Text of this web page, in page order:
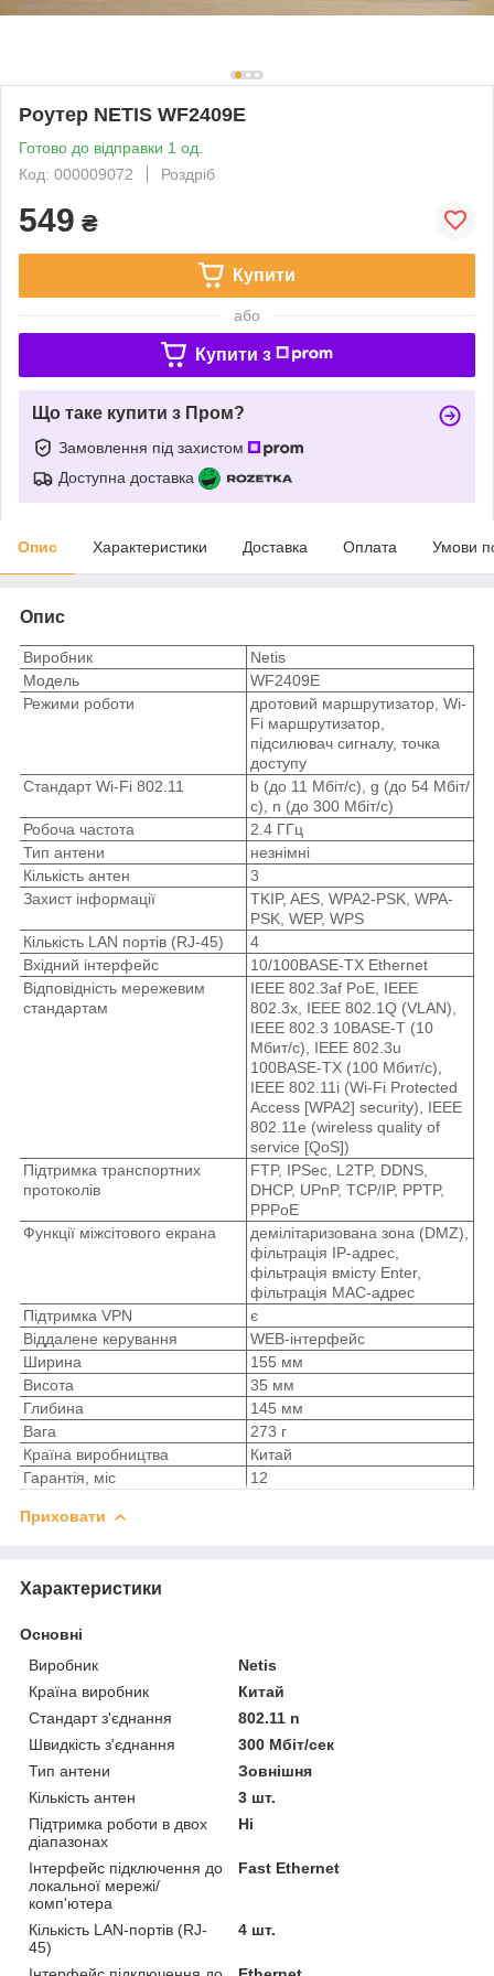
Роутер NETIS WF2409Е
Готово до відправки 1 од.
Код: 000009072
Роздріб
549 ₴
Купити
або
Купити з
Що таке купити з Пром?
Замовлення під захистом
Доступна доставка
Опис Характеристики Доставка Оплата Умови
Опис
Виробник
Netis
Модель
WF2409Е
Режими роботи
дротовий маршрутизатор, Wi-
Fi маршрутизатор,
підсилювач сигналу, точка
доступу
Стандарт Wi-Fi 802.11
b (до 11 Мбіт/с), g (до 54 Мбіт/
с), n (до 300 Мбіт/с)
Робоча частота
2.4 ГГц
Тип антени
незнімні
Кількість антен
3
Захист інформації
TKIP, AES, WPA2-PSK, WPA-
PSK, WEP, WPS
Кількість LAN портів (RJ-45)
4
Вхідний інтерфейс
10/100BASE-TX Ethernet
Відповідність мережевим
стандартам
IEEE 802.3af PoE, IEEE
802.3x, IEEE 802.1Q (VLAN),
IEEE 802.3 10BASE-T (10
Мбит/с), IEEE 802.3u
100BASE-TX (100 Мбит/с),
IEEE 802.11i (Wi-Fi Protected
Access [WPA2] security), IEEE
802.11e (wireless quality of
service [QoS])
Підтримка транспортних
протоколів
FTP, IPSec, L2TP, DDNS,
DHCP, UPnP, TCP/IP, PPTP,
PPPoE
Функції міжсітового екрана
демілітаризована зона (DMZ),
фільтрація IP-адрес,
фільтрація вмісту Enter,
фільтрація MAC-адрес
Підтримка VPN
є
Віддалене керування
WEB-інтерфейс
Ширина
155 мм
Висота
35 мм
Глибина
145 мм
Вага
273 г
Країна виробництва
Китай
Гарантія, міс
12
Приховати
Характеристики
Основні
Виробник
Netis
Країна виробник
Китай
Стандарт з'єднання
802.11 n
Швидкість з'єднання
300 Мбіт/сек
Тип антени
Зовнішня
Кількість антен
3 шт.
Підтримка роботи в двох
діапазонах
Ні
Інтерфейс підключення до
локальної мережі/
комп'ютера
Fast Ethernet
Кількість LAN-портів (RJ-
45)
4 шт.